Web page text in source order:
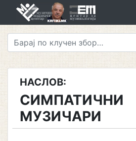
НАСЛОВ:
СИМПАТИЧНИ
МУЗИЧАРИ